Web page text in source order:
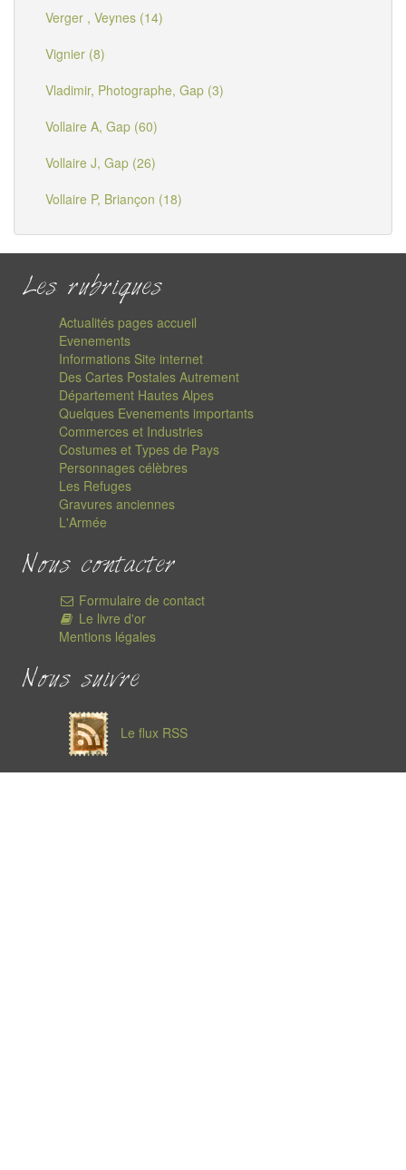
Verger , Veynes (14)
Vignier (8)
Vladimir, Photographe, Gap (3)
Vollaire A, Gap (60)
Vollaire J, Gap (26)
Vollaire P, Briançon (18)
Les rubriques
Actualités pages accueil
Evenements
Informations Site internet
Des Cartes Postales Autrement
Département Hautes Alpes
Quelques Evenements importants
Commerces et Industries
Costumes et Types de Pays
Personnages célèbres
Les Refuges
Gravures anciennes
L'Armée
Nous contacter
Formulaire de contact
Le livre d'or
Mentions légales
Nous suivre
Le flux RSS